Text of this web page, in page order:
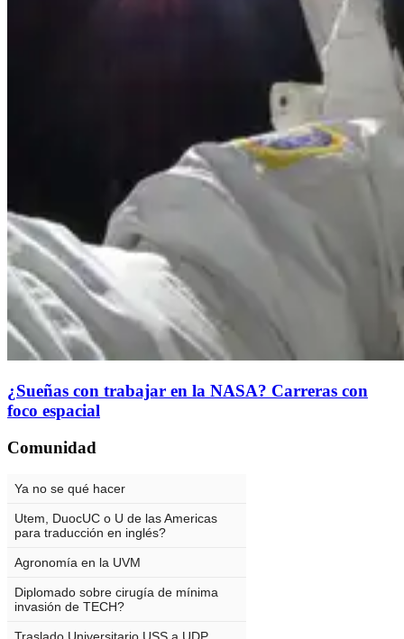
¿Sueñas con trabajar en la NASA? Carreras con
foco espacial
Comunidad